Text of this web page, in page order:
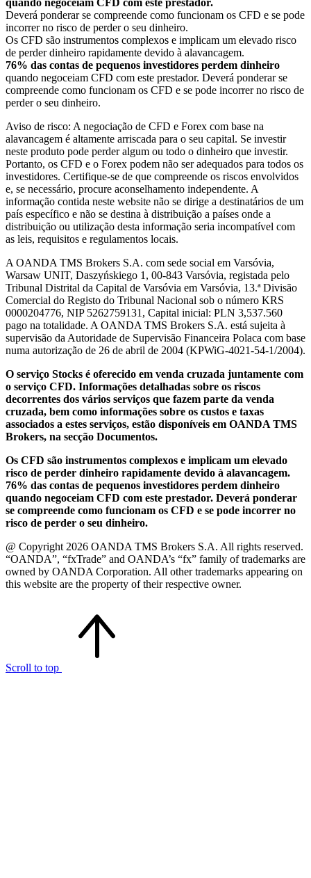
Deverá ponderar se compreende como funcionam os CFD e se pode
incorrer no risco de perder o seu dinheiro.
Os CFD são instrumentos complexos e implicam um elevado risco
de perder dinheiro rapidamente devido à alavancagem.
76% das contas de pequenos investidores perdem dinheiro
quando negoceiam CFD com este prestador. Deverá ponderar se
compreende como funcionam os CFD e se pode incorrer no risco de
perder o seu dinheiro.
Aviso de risco: A negociação de CFD e Forex com base na
alavancagem é altamente arriscada para o seu capital. Se investir
neste produto pode perder algum ou todo o dinheiro que investir.
Portanto, os CFD e o Forex podem não ser adequados para todos os
investidores. Certifique-se de que compreende os riscos envolvidos
e, se necessário, procure aconselhamento independente. A
informação contida neste website não se dirige a destinatários de um
país específico e não se destina à distribuição a países onde a
distribuição ou utilização desta informação seria incompatível com
as leis, requisitos e regulamentos locais.
A OANDA TMS Brokers S.A. com sede social em Varsóvia,
Warsaw UNIT, Daszyńskiego 1, 00-843 Varsóvia, registada pelo
Tribunal Distrital da Capital de Varsóvia em Varsóvia, 13.ª Divisão
Comercial do Registo do Tribunal Nacional sob o número KRS
0000204776, NIP 5262759131, Capital inicial: PLN 3,537.560
pago na totalidade. A OANDA TMS Brokers S.A. está sujeita à
supervisão da Autoridade de Supervisão Financeira Polaca com base
numa autorização de 26 de abril de 2004 (KPWiG-4021-54-1/2004).
O serviço Stocks é oferecido em venda cruzada juntamente com
o serviço CFD. Informações detalhadas sobre os riscos
decorrentes dos vários serviços que fazem parte da venda
cruzada, bem como informações sobre os custos e taxas
associados a estes serviços, estão disponíveis em OANDA TMS
Brokers, na secção Documentos.
Os CFD são instrumentos complexos e implicam um elevado
risco de perder dinheiro rapidamente devido à alavancagem.
76% das contas de pequenos investidores perdem dinheiro
quando negoceiam CFD com este prestador. Deverá ponderar
se compreende como funcionam os CFD e se pode incorrer no
risco de perder o seu dinheiro.
@ Copyright 2026 OANDA TMS Brokers S.A. All rights reserved.
“OANDA”, “fxTrade” and OANDA’s “fx” family of trademarks are
owned by OANDA Corporation. All other trademarks appearing on
this website are the property of their respective owner.
Scroll to top